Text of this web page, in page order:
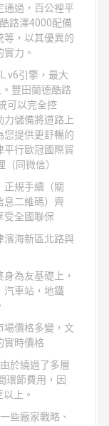
通過，百公裡平
路澤4000配備
等，以其優異的
力。
v6引擎，最大
豐田蘭德酷路
可以完全控
力儲備將道路上
您提供更舒暢的
平行歐冠國際貿
同微信）
規手續（關
息二維碼）齊
受全國聯保
海新區北路與
為友基礎上，
汽車站，地鐵
價格多變，文
實時價格
於繞過了多層
環節費用，因
上。
廠家戰略、